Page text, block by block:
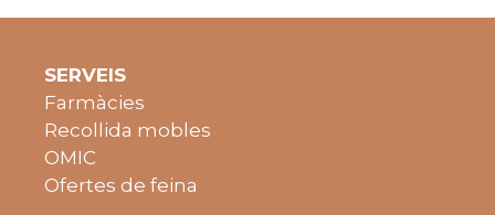
SERVEIS
Farmàcies
Recollida mobles
OMIC
Ofertes de feina